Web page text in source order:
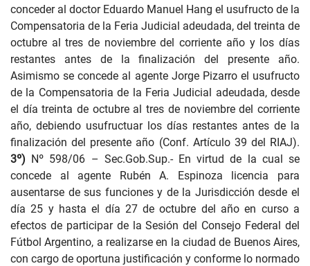
conceder al doctor Eduardo Manuel Hang el usufructo de la
Compensatoria de la Feria Judicial adeudada, del treinta de
octubre al tres de noviembre del corriente año y los días
restantes antes de la finalización del presente año.
Asimismo se concede al agente Jorge Pizarro el usufructo
de la Compensatoria de la Feria Judicial adeudada, desde
el día treinta de octubre al tres de noviembre del corriente
año, debiendo usufructuar los días restantes antes de la
finalización del presente año (Conf. Artículo 39 del RIAJ).
3º) Nº 598/06 – Sec.Gob.Sup.- En virtud de la cual se
concede al agente Rubén A. Espinoza licencia para
ausentarse de sus funciones y de la Jurisdicción desde el
día 25 y hasta el día 27 de octubre del año en curso a
efectos de participar de la Sesión del Consejo Federal del
Fútbol Argentino, a realizarse en la ciudad de Buenos Aires,
con cargo de oportuna justificación y conforme lo normado